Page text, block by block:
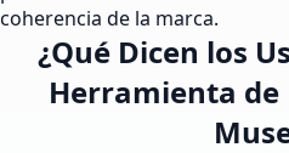
coherencia de la marca.
¿Qué Dicen los
Herramienta de